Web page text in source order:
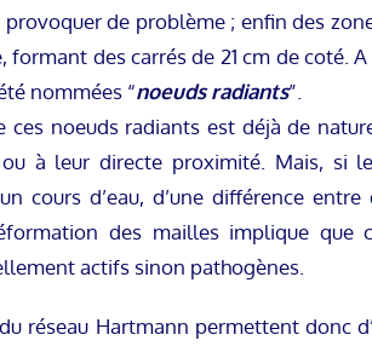
provoquer de problème ; enfin des
formant des carrés de 21 cm de
nommées “noeuds radiants”.
ces noeuds radiants est déjà de
à leur directe proximité. Mais, si
cours d’eau, d’une différence
des mailles implique que
actifs sinon pathogènes.
réseau Hartmann permettent donc